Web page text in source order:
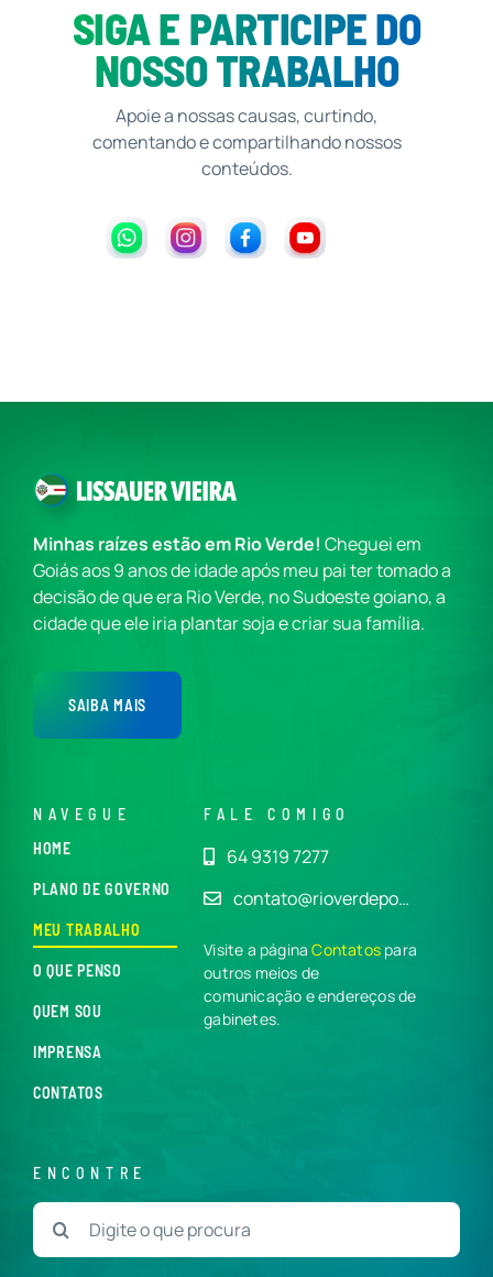
SIGA E PARTICIPE DO
NOSSO TRABALHO
Apoie a nossas causas, curtindo,
comentando e compartilhando nossos
conteúdos.
Minhas raízes estão em Rio Verde! Cheguei em
Goiás aos 9 anos de idade após meu pai ter tomado a
decisão de que era Rio Verde, no Sudoeste goiano, a
cidade que ele iria plantar soja e criar sua família.
SAIBA MAIS
NAVEGUE
HOME
PLANO DE GOVERNO
MEU TRABALHO
O QUE PENSO
QUEM SOU
IMPRENSA
CONTATOS
FALE COMIGO
64 9319 7277
contato@rioverdepo…
Visite a páginaContatos para
outros meios de
comunicação e endereços de
gabinetes.
ENCONTRE
Buscar
resultados